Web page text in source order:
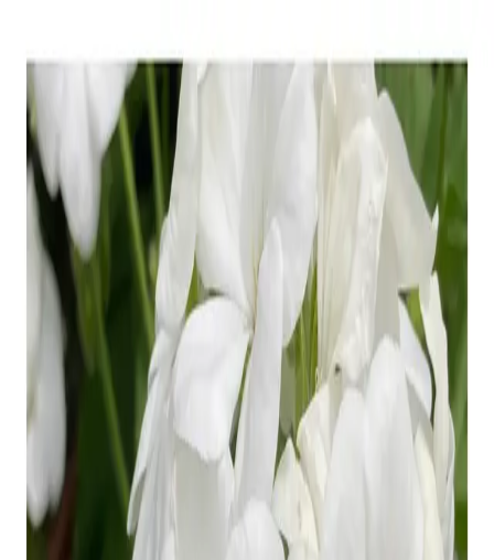
サービス
クリエイターを探す
ONLIVE Studioについて
ログイン
アカウント登録
ログイン
まな
sadaokahiroko
(C) SOUND ON LIVE, Inc. with a whole lot of ♥